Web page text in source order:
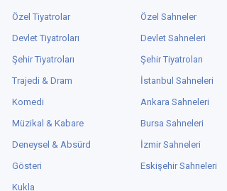
Özel Tiyatrolar
Devlet Tiyatroları
Şehir Tiyatroları
Trajedi & Dram
Komedi
Müzikal & Kabare
Deneysel & Absürd
Gösteri
Kukla
Özel Sahneler
Devlet Sahneleri
Şehir Tiyatroları
İstanbul Sahneleri
Ankara Sahneleri
Bursa Sahneleri
İzmir Sahneleri
Eskişehir Sahneleri